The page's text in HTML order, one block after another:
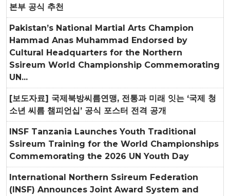
본부 공식 추천
Pakistan’s National Martial Arts Champion
Hammad Anas Muhammad Endorsed by
Cultural Headquarters for the Northern
Ssireum World Championship Commemorating
UN...
[보도자료] 국제북방씨름연맹, 전통과 미래 잇는 ‘국제 청
소년 씨름 챔피언십’ 공식 포스터 전격 공개
INSF Tanzania Launches Youth Traditional
Ssireum Training for the World Championships
Commemorating the 2026 UN Youth Day
International Northern Ssireum Federation
(INSF) Announces Joint Award System and